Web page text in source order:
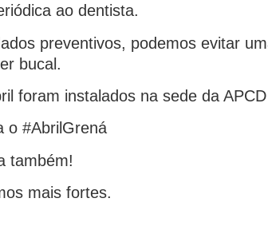
ao dentista.
preventivos, podemos evitar
bucal.
foram instalados na sede da
o #AbrilGrená
também!
mais fortes.